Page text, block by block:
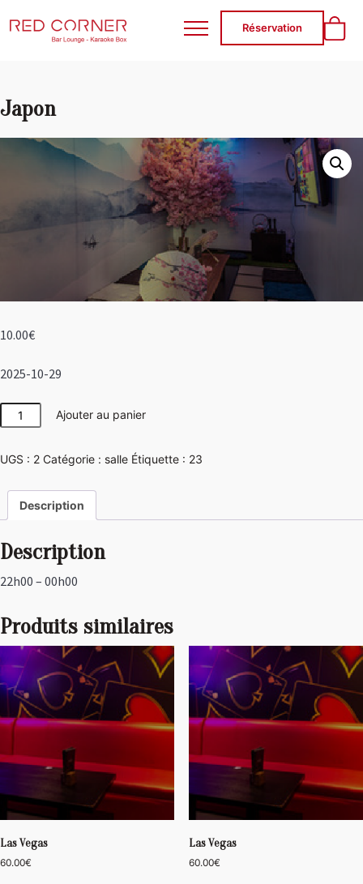
RED CORNER
Réservation
Japon
10.00€
2025-10-29
quantité
de
Ajouter au panier
UGS : 2 Catégorie : salle Étiquette : 23
Description
Description
22h00 – 00h00
Produits similaires
Las Vegas
60.00€
Las Vegas
60.00€